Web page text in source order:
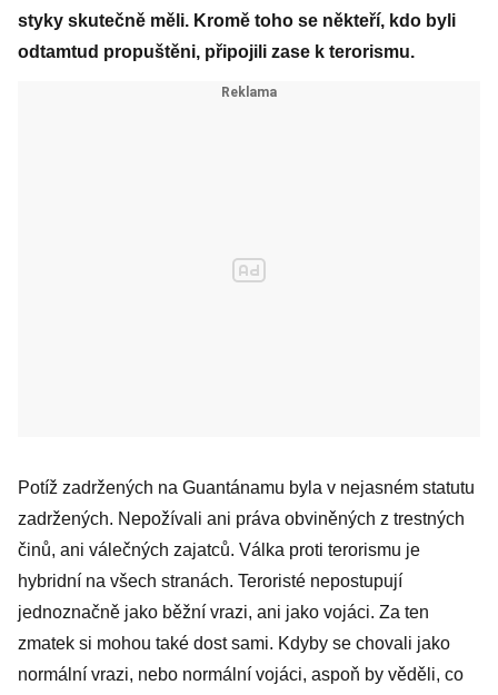
styky skutečně měli. Kromě toho se někteří, kdo byli
odtamtud propuštěni, připojili zase k terorismu.
Potíž zadržených na Guantánamu byla v nejasném statutu
zadržených. Nepožívali ani práva obviněných z trestných
činů, ani válečných zajatců. Válka proti terorismu je
hybridní na všech stranách. Teroristé nepostupují
jednoznačně jako běžní vrazi, ani jako vojáci. Za ten
zmatek si mohou také dost sami. Kdyby se chovali jako
normální vrazi, nebo normální vojáci, aspoň by věděli, co